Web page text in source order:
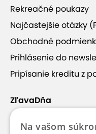
Rekreačné poukazy
Najčastejšie otázky
Obchodné
Prihlásenie do
Pripísanie kreditu z
ZľavaDňa
Náš príbeh
Na vašom